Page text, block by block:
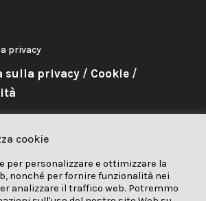
privacy
sulla privacy/ Cookie/
progetto ha ricevuto
dal programma di
cookie
per personalizzare e ottimizzare la
nonché per fornire funzionalità nei
analizzare il traffico web. Potremmo